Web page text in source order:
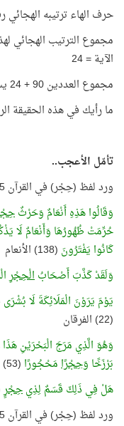
حرف الهاء ترتيبه الهجائي رقم 26 وتكرّر في هذه الآية
الآية = 24
مجموع العددين 90 + 24 يساوي
ما رأيك في هذه الحقيقة
تأمّل الأعجب..
ورد لفظ (حِجْر) في القرآن 5 مرّات في هذه الآيات..
وَقَالُوا هَذِهِ أَنْعَامٌ وَحَرْثٌ
حُرِّمَتْ ظُهُورُهَا وَأَنْعَامٌ لَا
كَانُوا يَفْتَرُونَ (138) الأنعام
وَلَقَدْ كَذَّبَ أَصْحَابُالْحِجْرِ
يَوْمَ يَرَوْنَ الْمَلَائِكَةَ لَا
(22) الفرقان
وَهُوَ الَّذِي مَرَجَ الْبَحْرَيْنِ
بَرْزَخًا وَحِجْرًامَحْجُورًا (53) الفرقان
هَلْ فِي ذَلِكَ قَسَمٌ لِذِيحِجْرٍ
ورد لفظ (حِجْر) في القرآن 5 مرّات في 5 آيات..